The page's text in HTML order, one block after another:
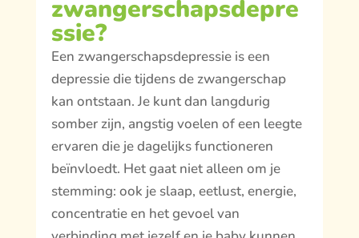
zwangerschapsdepre
ssie?
Een zwangerschapsdepressie is een
depressie die tijdens de zwangerschap
kan ontstaan. Je kunt dan langdurig
somber zijn, angstig voelen of een leegte
ervaren die je dagelijks functioneren
beïnvloedt. Het gaat niet alleen om je
stemming: ook je slaap, eetlust, energie,
concentratie en het gevoel van